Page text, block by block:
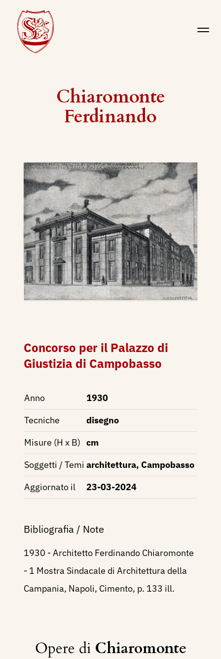
Chiaromonte
Ferdinando
Concorso per il Palazzo di
Giustizia di Campobasso
Anno
1930
Tecniche
disegno
Misure (H x B) cm
Soggetti / Temi architettura, Campobasso
Aggiornato il
23-03-2024
Bibliografia / Note
1930 - Architetto Ferdinando Chiaromonte
- 1 Mostra Sindacale di Architettura della
Campania, Napoli, Cimento, p. 133 ill.
Opere di Chiaromonte